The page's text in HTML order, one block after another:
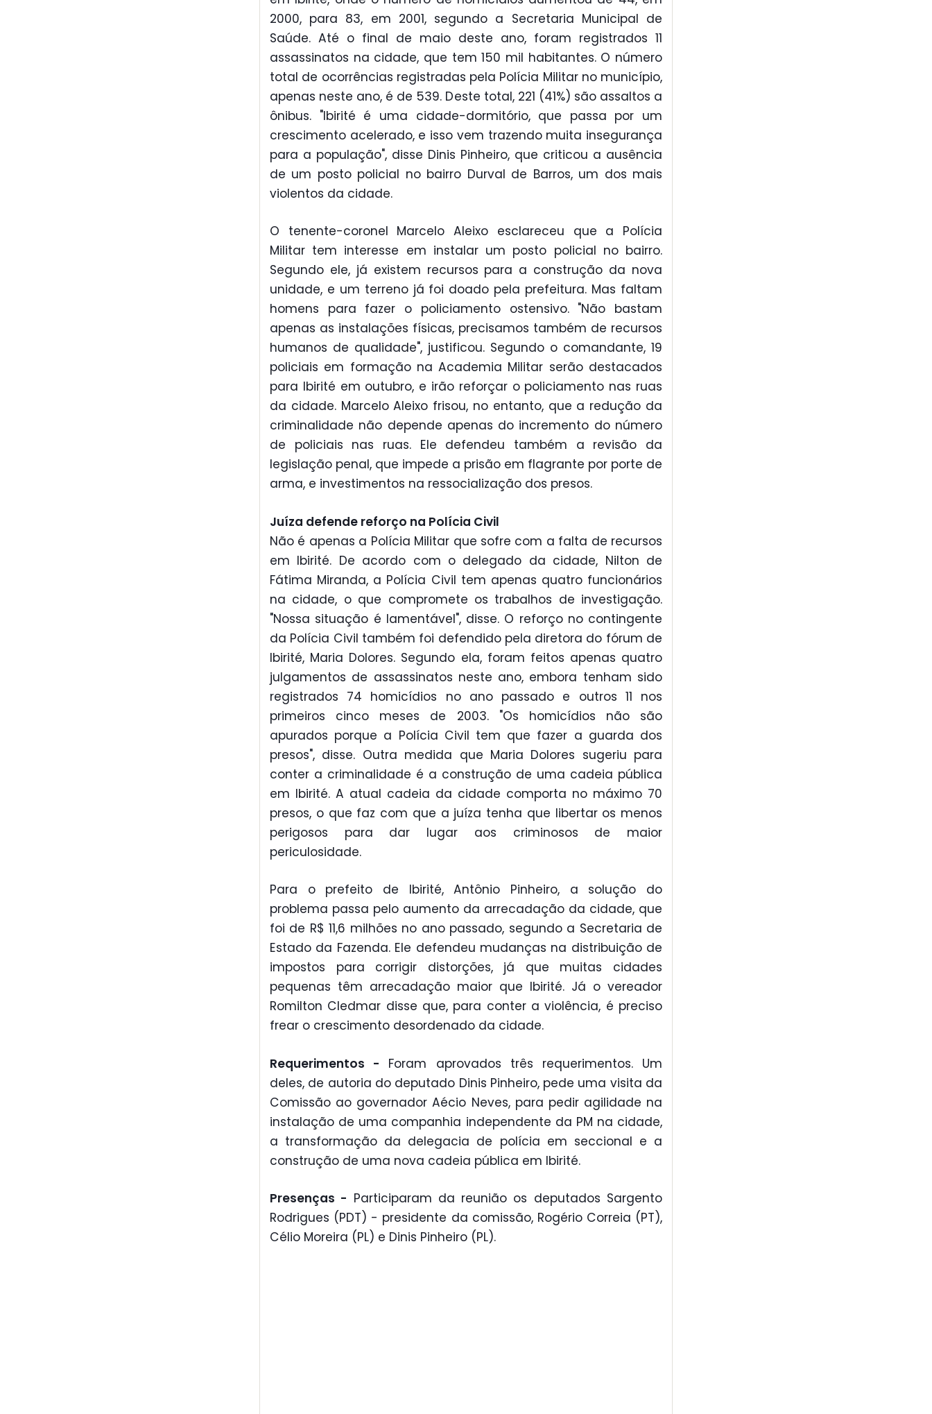
2000, para 83, em 2001, segundo a Secretaria Municipal de
Saúde. Até o final de maio deste ano, foram registrados 11
assassinatos na cidade, que tem 150 mil habitantes. O número
total de ocorrências registradas pela Polícia Militar no município,
apenas neste ano, é de 539. Deste total, 221 (41%) são assaltos a
ônibus. "Ibirité é uma cidade-dormitório, que passa por um
crescimento acelerado, e isso vem trazendo muita insegurança
para a população", disse Dinis Pinheiro, que criticou a ausência
de um posto policial no bairro Durval de Barros, um dos mais
violentos da cidade.
O tenente-coronel Marcelo Aleixo esclareceu que a Polícia
Militar tem interesse em instalar um posto policial no bairro.
Segundo ele, já existem recursos para a construção da nova
unidade, e um terreno já foi doado pela prefeitura. Mas faltam
homens para fazer o policiamento ostensivo. "Não bastam
apenas as instalações físicas, precisamos também de recursos
humanos de qualidade", justificou. Segundo o comandante, 19
policiais em formação na Academia Militar serão destacados
para Ibirité em outubro, e irão reforçar o policiamento nas ruas
da cidade. Marcelo Aleixo frisou, no entanto, que a redução da
criminalidade não depende apenas do incremento do número
de policiais nas ruas. Ele defendeu também a revisão da
legislação penal, que impede a prisão em flagrante por porte de
arma, e investimentos na ressocialização dos presos.
Juíza defende reforço na Polícia Civil
Não é apenas a Polícia Militar que sofre com a falta de recursos
em Ibirité. De acordo com o delegado da cidade, Nilton de
Fátima Miranda, a Polícia Civil tem apenas quatro funcionários
na cidade, o que compromete os trabalhos de investigação.
"Nossa situação é lamentável", disse. O reforço no contingente
da Polícia Civil também foi defendido pela diretora do fórum de
Ibirité, Maria Dolores. Segundo ela, foram feitos apenas quatro
julgamentos de assassinatos neste ano, embora tenham sido
registrados 74 homicídios no ano passado e outros 11 nos
primeiros cinco meses de 2003. "Os homicídios não são
apurados porque a Polícia Civil tem que fazer a guarda dos
presos", disse. Outra medida que Maria Dolores sugeriu para
conter a criminalidade é a construção de uma cadeia pública
em Ibirité. A atual cadeia da cidade comporta no máximo 70
presos, o que faz com que a juíza tenha que libertar os menos
perigosos para dar lugar aos criminosos de maior
periculosidade.
Para o prefeito de Ibirité, Antônio Pinheiro, a solução do
problema passa pelo aumento da arrecadação da cidade, que
foi de R$ 11,6 milhões no ano passado, segundo a Secretaria de
Estado da Fazenda. Ele defendeu mudanças na distribuição de
impostos para corrigir distorções, já que muitas cidades
pequenas têm arrecadação maior que Ibirité. Já o vereador
Romilton Cledmar disse que, para conter a violência, é preciso
frear o crescimento desordenado da cidade.
Requerimentos - Foram aprovados três requerimentos. Um
deles, de autoria do deputado Dinis Pinheiro, pede uma visita da
Comissão ao governador Aécio Neves, para pedir agilidade na
instalação de uma companhia independente da PM na cidade,
a transformação da delegacia de polícia em seccional e a
construção de uma nova cadeia pública em Ibirité.
Presenças - Participaram da reunião os deputados Sargento
Rodrigues (PDT) - presidente da comissão, Rogério Correia (PT),
Célio Moreira (PL) e Dinis Pinheiro (PL).